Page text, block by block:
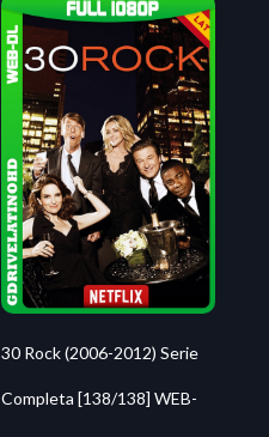
30 Rock (2006-2012) Serie
Completa [138/138] WEB-